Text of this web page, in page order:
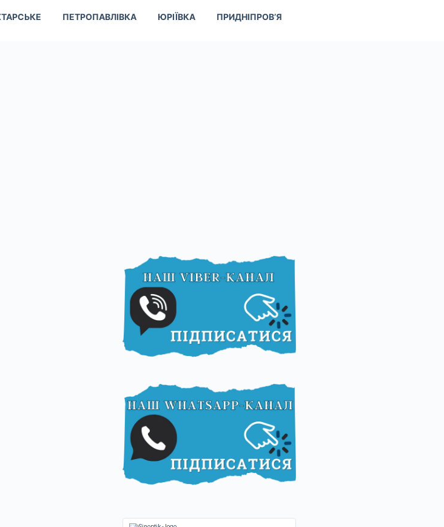
ПЕТРОПАВЛІВКА ЮРІЇВКА ПРИДНІПРОВ’Я